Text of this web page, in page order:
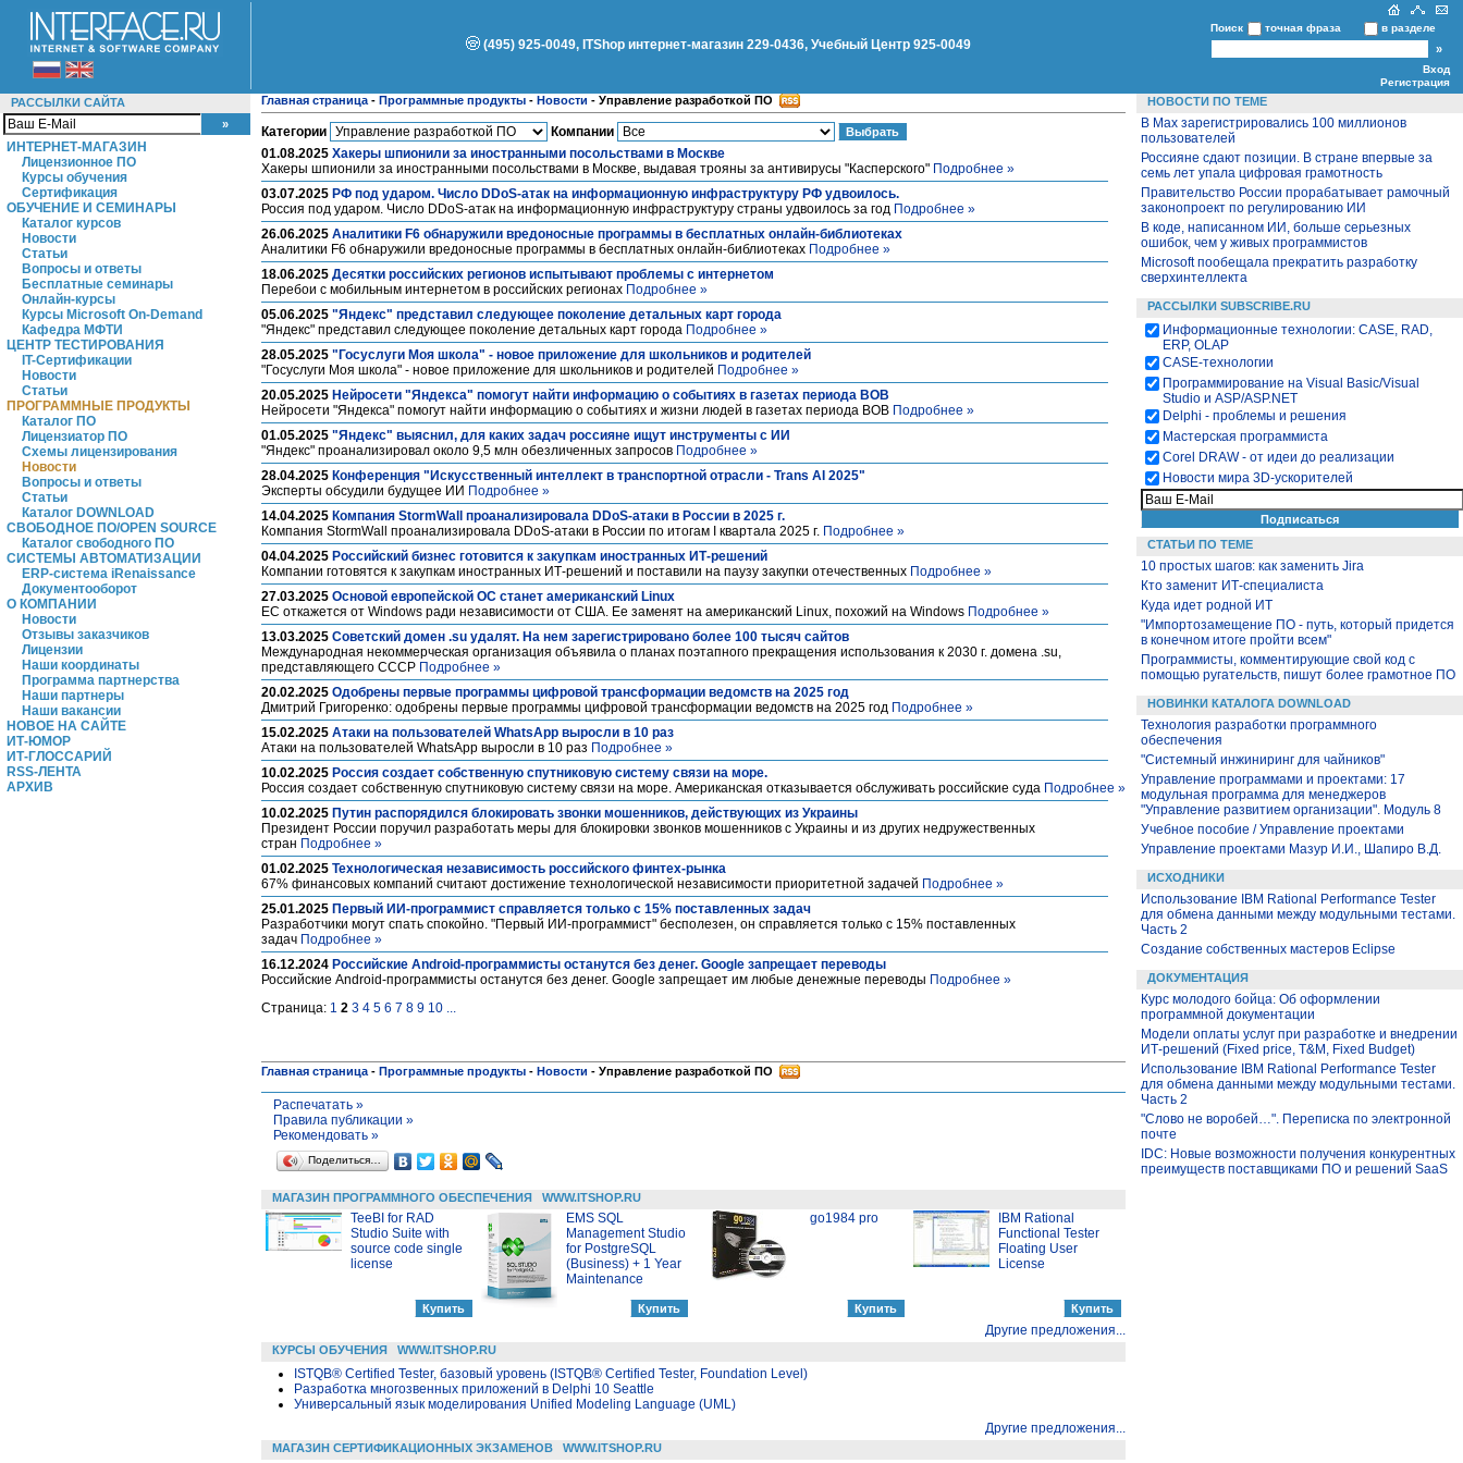
(495) 925-0049, ITShop интернет-магазин 229-0436, Учебный Центр 925-0049
Поиск точная фраза в разделе
Вход
Регистрация
РАССЫЛКИ САЙТА
ИНТЕРНЕТ-МАГАЗИН
Лицензионное ПО
Курсы обучения
Сертификация
ОБУЧЕНИЕ И СЕМИНАРЫ
Каталог курсов
Новости
Статьи
Вопросы и ответы
Бесплатные семинары
Онлайн-курсы
Курсы Microsoft On-Demand
Кафедра МФТИ
ЦЕНТР ТЕСТИРОВАНИЯ
IT-Сертификации
Новости
Статьи
ПРОГРАММНЫЕ ПРОДУКТЫ
Каталог ПО
Лицензиатор ПО
Схемы лицензирования
Новости
Вопросы и ответы
Статьи
Каталог DOWNLOAD
СВОБОДНОЕ ПО/OPEN SOURCE
Каталог свободного ПО
СИСТЕМЫ АВТОМАТИЗАЦИИ
ERP-система iRenaissance
Документооборот
О КОМПАНИИ
Новости
Отзывы заказчиков
Лицензии
Наши координаты
Программа партнерства
Наши партнеры
Наши вакансии
НОВОЕ НА САЙТЕ
ИТ-ЮМОР
ИТ-ГЛОССАРИЙ
RSS-ЛЕНТА
АРХИВ
Главная страница - Программные продукты - Новости - Управление разработкой ПО
Категории
Компании
01.08.2025 Хакеры шпионили за иностранными посольствами в Москве
Хакеры шпионили за иностранными посольствами в Москве, выдавая трояны за антивирусы "Касперского" Подробнее »
03.07.2025 РФ под ударом. Число DDoS-атак на информационную инфраструктуру РФ удвоилось.
Россия под ударом. Число DDoS-атак на информационную инфраструктуру страны удвоилось за год Подробнее »
26.06.2025 Аналитики F6 обнаружили вредоносные программы в бесплатных онлайн-библиотеках
Аналитики F6 обнаружили вредоносные программы в бесплатных онлайн-библиотеках Подробнее »
18.06.2025 Десятки российских регионов испытывают проблемы с интернетом
Перебои с мобильным интернетом в российских регионах Подробнее »
05.06.2025 "Яндекс" представил следующее поколение детальных карт города
"Яндекс" представил следующее поколение детальных карт города Подробнее »
28.05.2025 "Госуслуги Моя школа" - новое приложение для школьников и родителей
"Госуслуги Моя школа" - новое приложение для школьников и родителей Подробнее »
20.05.2025 Нейросети "Яндекса" помогут найти информацию о событиях в газетах периода ВОВ
Нейросети "Яндекса" помогут найти информацию о событиях и жизни людей в газетах периода ВОВ Подробнее »
01.05.2025 "Яндекс" выяснил, для каких задач россияне ищут инструменты с ИИ
"Яндекс" проанализировал около 9,5 млн обезличенных запросов Подробнее »
28.04.2025 Конференция "Искусственный интеллект в транспортной отрасли - Trans AI 2025"
Эксперты обсудили будущее ИИ Подробнее »
14.04.2025 Компания StormWall проанализировала DDoS-атаки в России в 2025 г.
Компания StormWall проанализировала DDoS-атаки в России по итогам I квартала 2025 г. Подробнее »
04.04.2025 Российский бизнес готовится к закупкам иностранных ИТ-решений
Компании готовятся к закупкам иностранных ИТ-решений и поставили на паузу закупки отечественных Подробнее »
27.03.2025 Основой европейской ОС станет американский Linux
ЕС откажется от Windows ради независимости от США. Ее заменят на американский Linux, похожий на Windows Подробнее »
13.03.2025 Советский домен .su удалят. На нем зарегистрировано более 100 тысяч сайтов
Международная некоммерческая организация объявила о планах поэтапного прекращения использования к 2030 г. домена .su,
представляющего СССР Подробнее »
20.02.2025 Одобрены первые программы цифровой трансформации ведомств на 2025 год
Дмитрий Григоренко: одобрены первые программы цифровой трансформации ведомств на 2025 год Подробнее »
15.02.2025 Атаки на пользователей WhatsApp выросли в 10 раз
Атаки на пользователей WhatsApp выросли в 10 раз Подробнее »
10.02.2025 Россия создает собственную спутниковую систему связи на море.
Россия создает собственную спутниковую систему связи на море. Американская отказывается обслуживать российские суда Подробнее »
10.02.2025 Путин распорядился блокировать звонки мошенников, действующих из Украины
Президент России поручил разработать меры для блокировки звонков мошенников с Украины и из других недружественных
стран Подробнее »
01.02.2025 Технологическая независимость российского финтех-рынка
67% финансовых компаний считают достижение технологической независимости приоритетной задачей Подробнее »
25.01.2025 Первый ИИ-программист справляется только с 15% поставленных задач
Разработчики могут спать спокойно. "Первый ИИ-программист" бесполезен, он справляется только с 15% поставленных
задач Подробнее »
16.12.2024 Российские Android-программисты останутся без денег. Google запрещает переводы
Российские Android-программисты останутся без денег. Google запрещает им любые денежные переводы Подробнее »
Страница: 1 2 3 4 5 6 7 8 9 10 ...
Главная страница - Программные продукты - Новости - Управление разработкой ПО
Распечатать »
Правила публикации »
Рекомендовать »
Поделиться…
МАГАЗИН ПРОГРАММНОГО ОБЕСПЕЧЕНИЯ WWW.ITSHOP.RU
TeeBI for RAD
Studio Suite with
source code single
license
EMS SQL
Management Studio
for PostgreSQL
(Business) + 1 Year
Maintenance
go1984 pro
IBM Rational
Functional Tester
Floating User
License
Другие предложения...
КУРСЫ ОБУЧЕНИЯ WWW.ITSHOP.RU
ISTQB® Certified Tester, базовый уровень (ISTQB® Certified Tester, Foundation Level)
Разработка многозвенных приложений в Delphi 10 Seattle
Универсальный язык моделирования Unified Modeling Language (UML)
Другие предложения...
МАГАЗИН СЕРТИФИКАЦИОННЫХ ЭКЗАМЕНОВ WWW.ITSHOP.RU
НОВОСТИ ПО ТЕМЕ
В Max зарегистрировались 100 миллионов
пользователей
Россияне сдают позиции. В стране впервые за
семь лет упала цифровая грамотность
Правительство России прорабатывает рамочный
законопроект по регулированию ИИ
В коде, написанном ИИ, больше серьезных
ошибок, чем у живых программистов
Microsoft пообещала прекратить разработку
сверхинтеллекта
РАССЫЛКИ SUBSCRIBE.RU
Информационные технологии: CASE, RAD,
ERP, OLAP
CASE-технологии
Программирование на Visual Basic/Visual
Studio и ASP/ASP.NET
Delphi - проблемы и решения
Мастерская программиста
Corel DRAW - от идеи до реализации
Новости мира 3D-ускорителей
СТАТЬИ ПО ТЕМЕ
10 простых шагов: как заменить Jira
Кто заменит ИТ-специалиста
Куда идет родной ИТ
"Импортозамещение ПО - путь, который придется
в конечном итоге пройти всем"
Программисты, комментирующие свой код с
помощью ругательств, пишут более грамотное ПО
НОВИНКИ КАТАЛОГА DOWNLOAD
Технология разработки программного
обеспечения
"Системный инжиниринг для чайников"
Управление программами и проектами: 17
модульная программа для менеджеров
"Управление развитием организации". Модуль 8
Учебное пособие / Управление проектами
Управление проектами Мазур И.И., Шапиро В.Д.
ИСХОДНИКИ
Использование IBM Rational Performance Tester
для обмена данными между модульными тестами.
Часть 2
Создание собственных мастеров Eclipse
ДОКУМЕНТАЦИЯ
Курс молодого бойца: Об оформлении
программной документации
Модели оплаты услуг при разработке и внедрении
ИТ-решений (Fixed price, T&M, Fixed Budget)
Использование IBM Rational Performance Tester
для обмена данными между модульными тестами.
Часть 2
"Слово не воробей…". Переписка по электронной
почте
IDC: Новые возможности получения конкурентных
преимуществ поставщиками ПО и решений SaaS